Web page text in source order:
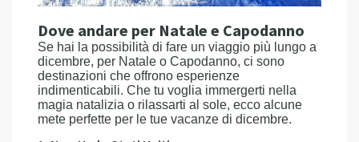
Dove andare per Natale e Capodanno
Se hai la possibilità di fare un viaggio più lungo a
dicembre, per Natale o Capodanno, ci sono
destinazioni che offrono esperienze
indimenticabili. Che tu voglia immergerti nella
magia natalizia o rilassarti al sole, ecco alcune
mete perfette per le tue vacanze di dicembre.